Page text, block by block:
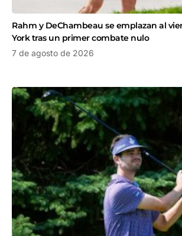
Rahm y DeChambeau se emplazan al
York tras un primer combate nulo
7 de agosto de 2026